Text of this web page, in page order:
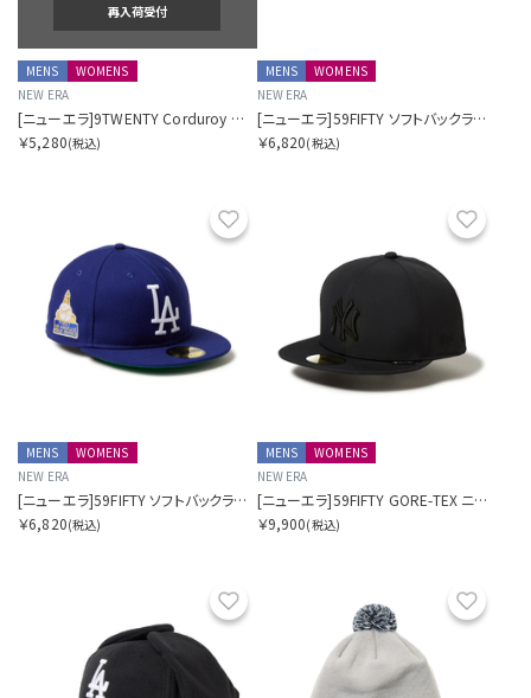
再入荷受付
MENS
WOMENS
NEW ERA
[ニューエラ]9TWENTY Corduroy コーデュロイ ピッツバーグ・パイレーツ
￥5,280(税込)
MENS
WOMENS
NEW ERA
[ニューエラ]59FIFTY ソフトバックラム World Series ニューヨーク・ヤンキース クーパーズタウン
￥6,820(税込)
お気に入り
MENS
WOMENS
NEW ERA
[ニューエラ]59FIFTY ソフトバックラム World Series ロサンゼルス・ドジャース クーパーズタウン
￥6,820(税込)
MENS
WOMENS
NEW ERA
[ニューエラ]59FIFTY GORE-TEX ニューヨーク・ヤンキース
￥9,900(税込)
お気に入り